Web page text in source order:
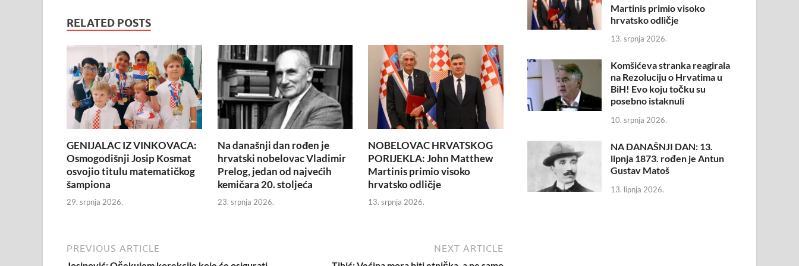
RELATED POSTS
GENIJALAC IZ VINKOVACA:
Osmogodišnji Josip Kosmat
osvojio titulu matematičkog
šampiona
29. srpnja 2026.
Na današnji dan rođen je
hrvatski nobelovac Vladimir
Prelog, jedan od najvećih
kemičara 20. stoljeća
23. srpnja 2026.
NOBELOVAC HRVATSKOG
PORIJEKLA: John Matthew
Martinis primio visoko
hrvatsko odličje
13. srpnja 2026.
PREVIOUS ARTICLE NEXT ARTICLE
Martinis primio visoko
hrvatsko odličje
13. srpnja 2026.
Komšićeva stranka reagirala
na Rezoluciju o Hrvatima u
BiH! Evo koju točku su
posebno istaknuli
10. srpnja 2026.
NA DANAŠNJI DAN: 13.
lipnja 1873. rođen je Antun
Gustav Matoš
13. lipnja 2026.